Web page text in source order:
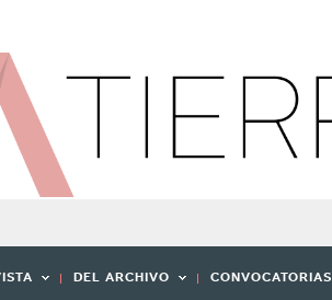
DEL ARCHIVO CONVOCATORIAS